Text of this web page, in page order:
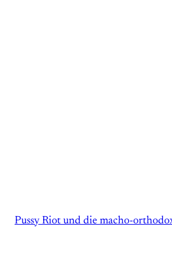
Pussy Riot und die macho-